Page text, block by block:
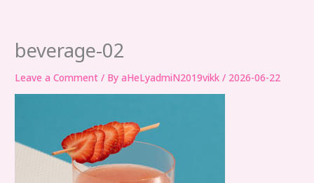
beverage-02
Leave a Comment / ByaHeLyadmiN2019vikk/ 2026-06-22